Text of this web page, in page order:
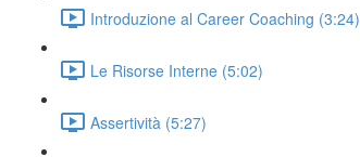
Introduzione al Career Coaching (3:24)
Le Risorse Interne (5:02)
Assertività (5:27)